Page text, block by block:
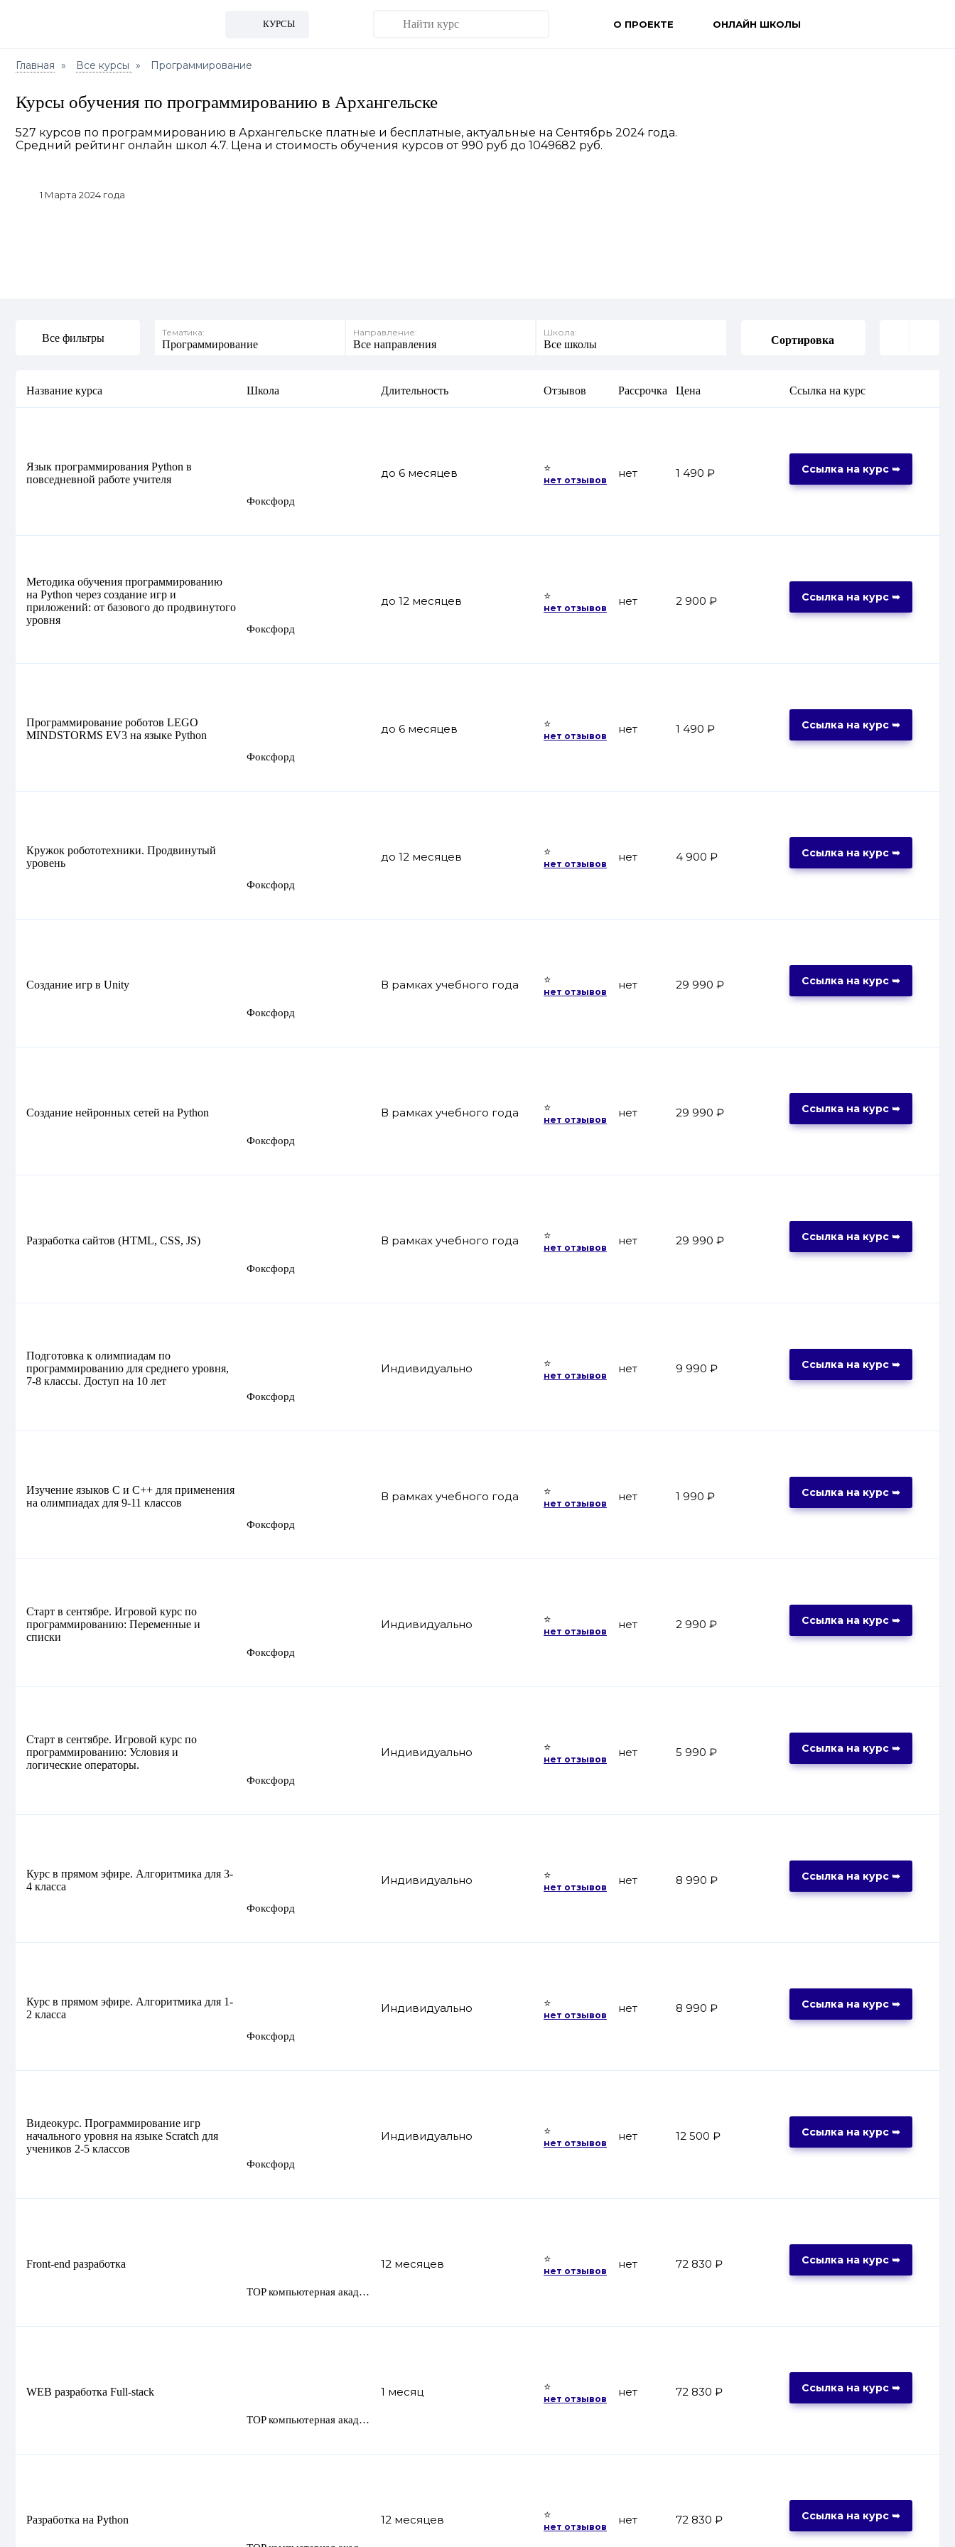
КУРСЫ О ПРОЕКТЕ ОНЛАЙН ШКОЛЫ
Главная Все курсы Программирование
Курсы обучения по программированию в Архангельске
527 курсов по программированию в Архангельске платные и бесплатные, актуальные на Сентябрь 2024 года.
Средний рейтинг онлайн школ 4.7. Цена и стоимость обучения курсов от 990 руб до 1049682 руб.
1 Марта 2024 года
Все фильтры Тематика:
Программирование
Направление:
Все направления
Школа:
Все школы Сортировка
Название курса Школа Длительность Отзывов Рассрочка Цена Ссылка на курс
Язык программирования Python в
повседневной работе учителя
Фоксфорд
до 6 месяцев ⭐
нет отзывов
нет 1 490 ₽ Ссылка на курс ➥
Методика обучения программированию
на Python через создание игр и
приложений: от базового до продвинутого
уровня
Фоксфорд
до 12 месяцев ⭐
нет отзывов
нет 2 900 ₽ Ссылка на курс ➥
Программирование роботов LEGO
MINDSTORMS EV3 на языке Python
Фоксфорд
до 6 месяцев ⭐
нет отзывов
нет 1 490 ₽ Ссылка на курс ➥
Кружок робототехники. Продвинутый
уровень
Фоксфорд
до 12 месяцев ⭐
нет отзывов
нет 4 900 ₽ Ссылка на курс ➥
Создание игр в Unity
Фоксфорд
В рамках учебного года ⭐
нет отзывов
нет 29 990 ₽ Ссылка на курс ➥
Создание нейронных сетей на Python
Фоксфорд
В рамках учебного года ⭐
нет отзывов
нет 29 990 ₽ Ссылка на курс ➥
Разработка сайтов (HTML, CSS, JS)
Фоксфорд
В рамках учебного года ⭐
нет отзывов
нет 29 990 ₽ Ссылка на курс ➥
Подготовка к олимпиадам по
программированию для среднего уровня,
7-8 классы. Доступ на 10 лет
Фоксфорд
Индивидуально ⭐
нет отзывов
нет 9 990 ₽ Ссылка на курс ➥
Изучение языков C и C++ для применения
на олимпиадах для 9-11 классов
Фоксфорд
В рамках учебного года ⭐
нет отзывов
нет 1 990 ₽ Ссылка на курс ➥
Старт в сентябре. Игровой курс по
программированию: Переменные и
списки
Фоксфорд
Индивидуально ⭐
нет отзывов
нет 2 990 ₽ Ссылка на курс ➥
Старт в сентябре. Игровой курс по
программированию: Условия и
логические операторы.
Фоксфорд
Индивидуально ⭐
нет отзывов
нет 5 990 ₽ Ссылка на курс ➥
Курс в прямом эфире. Алгоритмика для 3-
4 класса
Фоксфорд
Индивидуально ⭐
нет отзывов
нет 8 990 ₽ Ссылка на курс ➥
Курс в прямом эфире. Алгоритмика для 1-
2 класса
Фоксфорд
Индивидуально ⭐
нет отзывов
нет 8 990 ₽ Ссылка на курс ➥
Видеокурс. Программирование игр
начального уровня на языке Scratch для
учеников 2-5 классов
Фоксфорд
Индивидуально ⭐
нет отзывов
нет 12 500 ₽ Ссылка на курс ➥
Front-end разработка
TOP компьютерная академия
12 месяцев ⭐
нет отзывов
нет 72 830 ₽ Ссылка на курс ➥
WEB разработка Full-stack
TOP компьютерная академия
1 месяц ⭐
нет отзывов
нет 72 830 ₽ Ссылка на курс ➥
Разработка на Python 12 месяцев ⭐
нет отзывов
нет 72 830 ₽ Ссылка на курс ➥